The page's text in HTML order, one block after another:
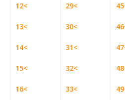
12<
13<
14<
15<
16<
29<
30<
31<
32<
33<